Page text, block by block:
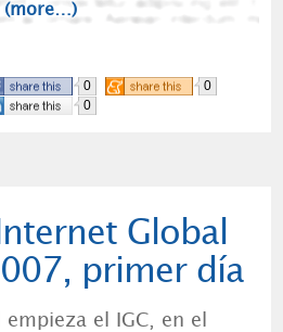
(more…)
0
0
0
Global
primer día
el IGC, en el